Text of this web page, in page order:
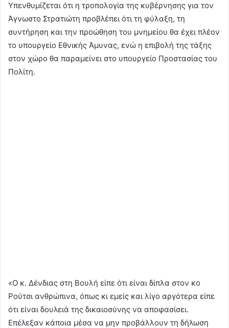
Υπενθυμίζεται ότι η τροπολογία της κυβέρνησης για τον
Άγνωστο Στρατιώτη προβλέπει ότι τη φύλαξη, τη
συντήρηση και την προώθηση του μνημείου θα έχει πλέον
το υπουργείο Εθνικής Άμυνας, ενώ η επιβολή της τάξης
στον χώρο θα παραμείνει στο υπουργείο Προστασίας του
Πολίτη.
«Ο κ. Δένδιας στη Βουλή είπε ότι είναι δίπλα στον κο
Ρούτσι ανθρώπινα, όπως κι εμείς και λίγο αργότερα είπε
ότι είναι δουλειά της δικαιοσύνης να αποφασίσει.
Επέλεξαν κάποια μέσα να μην προβάλλουν τη δήλωση